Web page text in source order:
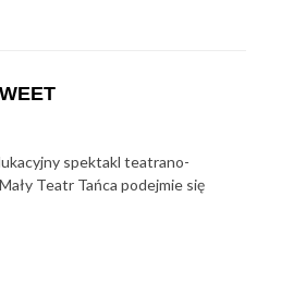
spektakl teatrano-
Teatr Tańca podejmie się